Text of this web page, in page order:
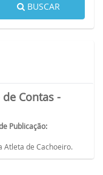
BUSCAR
Contas -
Publicação:
Atleta de Cachoeiro.